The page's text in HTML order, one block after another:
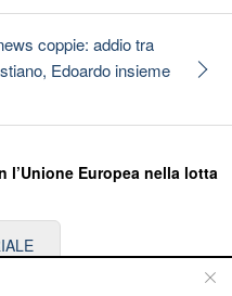
coppie: addio tra
Edoardo insieme
l’Unione Europea nella lotta